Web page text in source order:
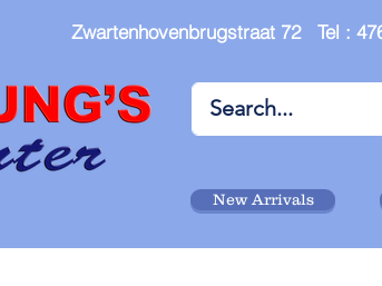
Zwartenhovenbrugstraat 72 Tel :
New Arrivals